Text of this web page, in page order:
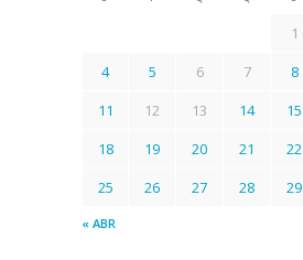
« ABR
1
4
5 6 7 8
11
12 13 14 15
18
19 20 21 22
25
26 27 28 29